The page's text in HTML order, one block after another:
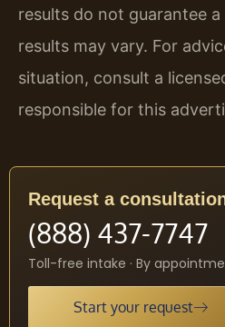
results do not guarantee
results may vary. For
situation, consult a
responsible for this
Request a
(888) 437-7747
Toll-free intake · By
Start your request